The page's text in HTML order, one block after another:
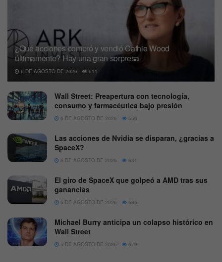
¿Qué acciones compró y vendió Cathie Wood
últimamente? Hay una gran sorpresa
6 DE AGOSTO DE 2026 611
Wall Street: Preapertura con tecnología,
consumo y farmacéutica bajo presión
6 DE AGOSTO DE 2026 556
Las acciones de Nvidia se disparan, ¿gracias a
SpaceX?
5 DE AGOSTO DE 2026 631
El giro de SpaceX que golpeó a AMD tras sus
ganancias
5 DE AGOSTO DE 2026 585
Michael Burry anticipa un colapso histórico en
Wall Street
5 DE AGOSTO DE 2026 679